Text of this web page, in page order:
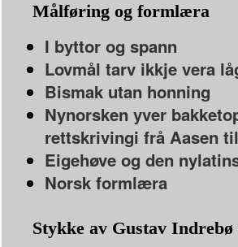
Målføring og formlæra
I byttor og spann
Lovmål tarv ikkje vera
Bismak utan honning
Nynorsken yver
rettskrivingi frå Aasen
Eigehøve og den
Norsk formlæra
Stykke av Gustav Indrebø